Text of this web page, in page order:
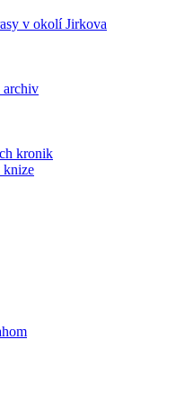
v okolí Jirkova
archiv
kronik
knize